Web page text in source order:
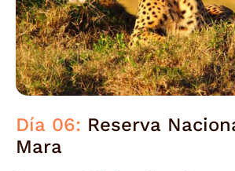
Día 06: Reserva
Mara